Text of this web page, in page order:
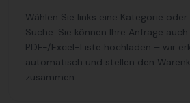
Wählen Sie links eine Kategorie
Suche. Sie können Ihre Anfrage
PDF-/Excel-Liste hochladen – wir
automatisch und stellen den
zusammen.